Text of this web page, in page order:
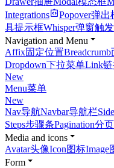
Integrations
Popover弹出
具提示框Whisper弹窗触
Navigation and Menu
Affix固定位置Breadcrumb
Dropdown下拉菜单Link
New
Menu菜单
New
Nav导航Navbar导航栏
Steps步骤条Pagination分页
Media and icons
Avatar头像Icon图标Image
Form